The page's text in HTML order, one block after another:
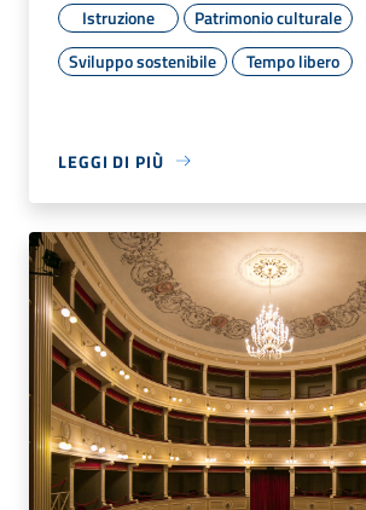
Istruzione
Patrimonio culturale
Sviluppo sostenibile
Tempo libero
LEGGI DI PIÙ